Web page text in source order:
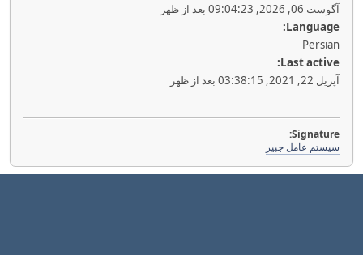
آگوست 06, 2026, 09:04:23 بعد از ظهر
Language:
Persian
Last active:
آپریل 22, 2021, 03:38:15 بعد از ظهر
Signature:
سیستم عامل جبیر